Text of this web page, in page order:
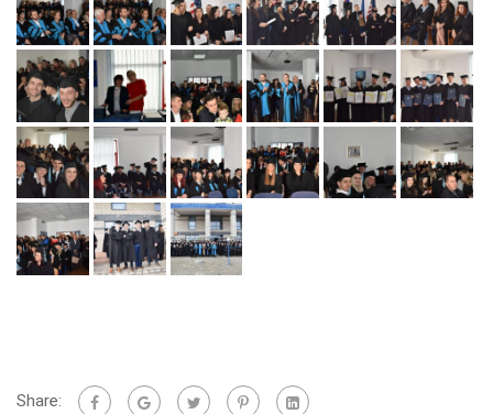
Share: